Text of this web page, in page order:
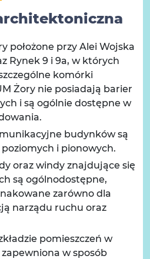
położone przy Alei Wojska
Rynek 9 i 9a, w których
komórki
Żory nie posiadają barier
i są ogólnie dostępne w
budynków są
i pionowych.
oraz windy znajdujące się
są ogólnodostępne,
zarówno dla
narządu ruchu oraz
pomieszczeń w
w sposób